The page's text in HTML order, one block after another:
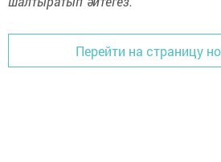
Перейти на страницу